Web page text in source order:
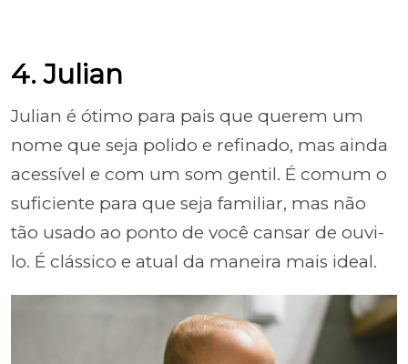
4. Julian
Julian é ótimo para pais que querem um
nome que seja polido e refinado, mas ainda
acessível e com um som gentil. É comum o
suficiente para que seja familiar, mas não
tão usado ao ponto de você cansar de ouvi-
lo. É clássico e atual da maneira mais ideal.